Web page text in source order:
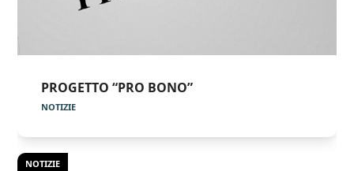
PROGETTO “PRO BONO”
NOTIZIE
NOTIZIE